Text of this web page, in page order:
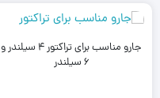
جارو مناسب برای تراکتور 4 سیلندر و
6 سیلندر